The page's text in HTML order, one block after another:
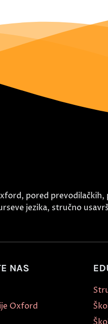
pored
jezika, stručno
NAS
Oxford